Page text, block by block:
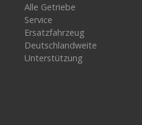
Alle Getriebe
Service
Ersatzfahrzeug
Deutschlandweite
Unterstützung